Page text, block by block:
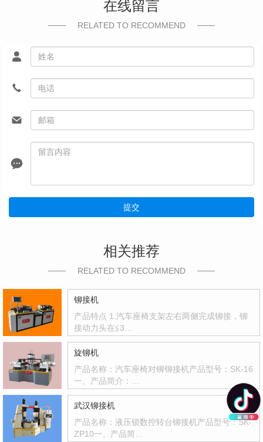
在线留言
RELATED TO RECOMMEND
提交
相关推荐
RELATED TO RECOMMEND
铆接机
产品特点 1.汽车座椅支架左右两侧完成铆接，铆
接动力头在≦3…
旋铆机
产品名称：汽车座椅对铆铆接机产品型号：SK-16
一、产品简介：…
武汉铆接机
产品名称：液压锁数控转台铆接机产品型号：SK-
ZP10一、产品简…